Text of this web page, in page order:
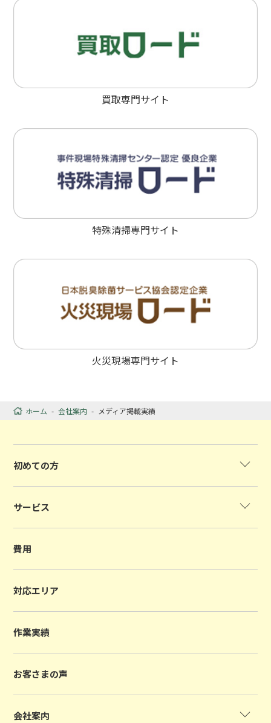
買取専門サイト
特殊清掃専門サイト
火災現場専門サイト
ホーム - 会社案内 - メディア掲載実績
初めての方
サービス
費用
対応エリア
作業実績
お客さまの声
会社案内